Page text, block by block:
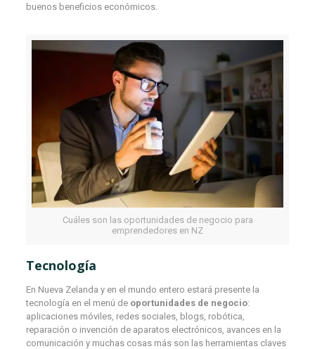
buenos beneficios económicos.
Cuáles son las oportunidades de negocio para
emprendedores en NZ
Tecnología
En Nueva Zelanda y en el mundo entero estará presente la
tecnología en el menú de oportunidades de negocio:
aplicaciones móviles, redes sociales, blogs, robótica,
reparación o invención de aparatos electrónicos, avances en la
comunicación y muchas cosas más son las herramientas claves